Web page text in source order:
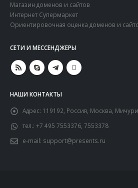
Магазин доменов и сайтов
Интернет Супермаркет
Ориентировочная оценка доменов и
СЕТИ И МЕCСЕНДЖЕРЫ
НАШИ КОНТАКТЫ
Адрес: 119192, Россия, Москва,
тел.: +7 495 7553376, 7553378
e-mail: support@presents.ru